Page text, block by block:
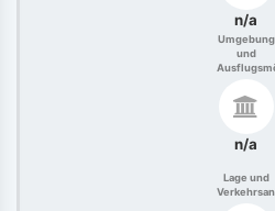
n/a
Umgebung
und
n/a
Lage und